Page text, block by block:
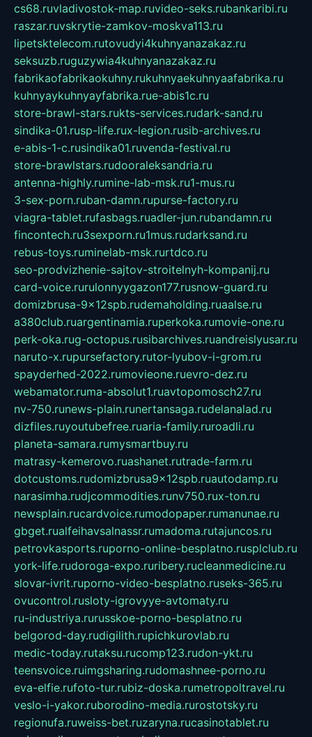
cs68.ruvladivostok-map.ruvideo-seks.rubankaribi.ru
raszar.ruvskrytie-zamkov-moskva113.ru
lipetsktelecom.rutovudyi4kuhnyanazakaz.ru
seksuzb.ruguzywia4kuhnyanazakaz.ru
fabrikaofabrikaokuhny.rukuhnyaekuhnyaafabrika.ru
kuhnyaykuhnyayfabrika.rue-abis1c.ru
store-brawl-stars.rukts-services.rudark-sand.ru
sindika-01.rusp-life.rux-legion.rusib-archives.ru
e-abis-1-c.rusindika01.ruvenda-festival.ru
store-brawlstars.rudooraleksandria.ru
antenna-highly.rumine-lab-msk.ru1-mus.ru
3-sex-porn.ruban-damn.rupurse-factory.ru
viagra-tablet.rufasbags.ruadler-jun.rubandamn.ru
fincontech.ru3sexporn.ru1mus.rudarksand.ru
rebus-toys.ruminelab-msk.rurtdco.ru
seo-prodvizhenie-sajtov-stroitelnyh-kompanij.ru
card-voice.rurulonnyygazon177.rusnow-guard.ru
domizbrusa-9x12spb.rudemaholding.ruaalse.ru
a380club.ruargentinamia.ruperkoka.rumovie-one.ru
perk-oka.rug-octopus.rusibarchives.ruandreislyusar.ru
naruto-x.rupursefactory.rutor-lyubov-i-grom.ru
spayderhed-2022.rumovieone.ruevro-dez.ru
webamator.ruma-absolut1.ruavtopomosch27.ru
nv-750.runews-plain.runertansaga.rudelanalad.ru
dizfiles.ruyoutubefree.ruaria-family.ruroadli.ru
planeta-samara.rumysmartbuy.ru
matrasy-kemerovo.ruashanet.rutrade-farm.ru
dotcustoms.rudomizbrusa9x12spb.ruautodamp.ru
narasimha.rudjcommodities.runv750.rux-ton.ru
newsplain.rucardvoice.rumodopaper.rumanunae.ru
gbget.rualfeihavsalnassr.rumadoma.rutajuncos.ru
petrovkasports.ruporno-online-besplatno.rusplclub.ru
york-life.rudoroga-expo.ruribery.rucleanmedicine.ru
slovar-ivrit.ruporno-video-besplatno.ruseks-365.ru
ovucontrol.rusloty-igrovyye-avtomaty.ru
ru-industriya.rurusskoe-porno-besplatno.ru
belgorod-day.rudigilith.rupichkurovlab.ru
medic-today.rutaksu.rucomp123.rudon-ykt.ru
teensvoice.ruimgsharing.rudomashnee-porno.ru
eva-elfie.rufoto-tur.rubiz-doska.rumetropoltravel.ru
veslo-i-yakor.ruborodino-media.rurostotsky.ru
regionufa.ruweiss-bet.ruzaryna.rucasinotablet.ru